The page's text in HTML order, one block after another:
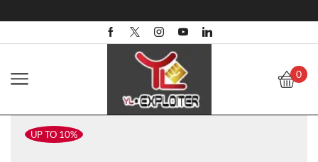
0
UP TO 10%